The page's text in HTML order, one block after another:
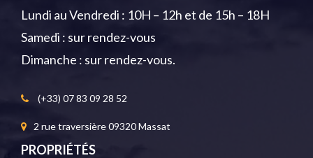
Lundi au Vendredi : 10H – 12h et de 15h – 18H
Samedi : sur rendez-vous
Dimanche : sur rendez-vous.
(+33) 07 83 09 28 52
2 rue traversière 09320 Massat
PROPRIÉTÉS